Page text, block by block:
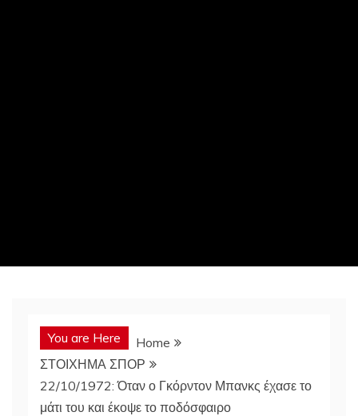
You are Here
Home
ΣΤΟΙΧΗΜΑ ΣΠΟΡ
22/10/1972: Όταν ο Γκόρντον Μπανκς έχασε το
μάτι του και έκοψε το ποδόσφαιρο